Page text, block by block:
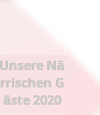
Unsere Nä
rrischen G
äste 2020